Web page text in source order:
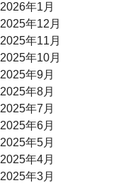
2026年1月
2025年12月
2025年11月
2025年10月
2025年9月
2025年8月
2025年7月
2025年6月
2025年5月
2025年4月
2025年3月